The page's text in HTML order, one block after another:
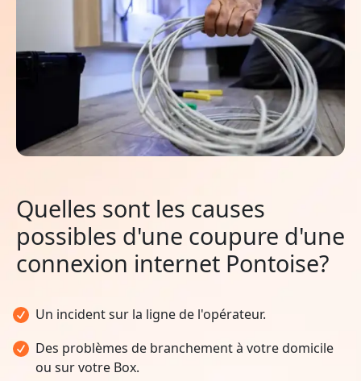
Quelles sont les causes
possibles d'une coupure d'une
connexion internet Pontoise?
Un incident sur la ligne de l'opérateur.
Des problèmes de branchement à votre domicile
ou sur votre Box.